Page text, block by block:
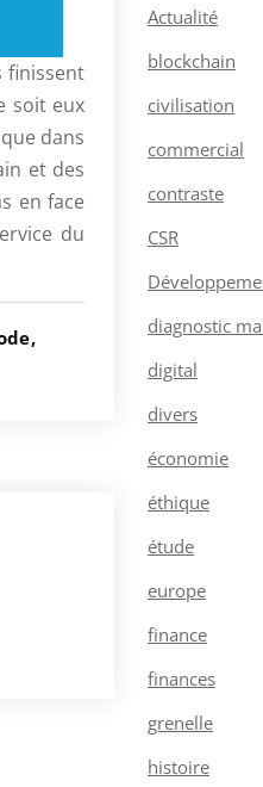
finissent
soit eux
dans
et des
en face
du
Actualité
blockchain
civilisation
commercial
contraste
CSR
diagnostic
digital
divers
économie
éthique
étude
europe
finance
finances
grenelle
histoire